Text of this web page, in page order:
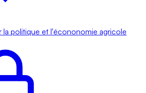
la politique et l'écononomie agricole